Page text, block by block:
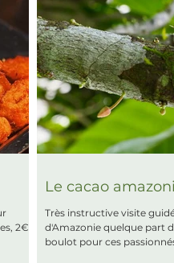
Le cacao
Très instructive visite
d'Amazonie quelque part
boulot pour ces